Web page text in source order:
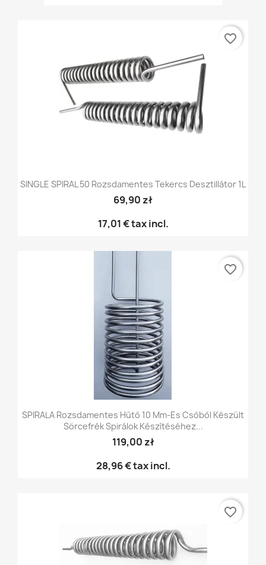
SINGLE SPIRAL 50 Rozsdamentes Tekercs Desztillátor 1L
69,90 zł
17,01 €tax incl.
favorite_border
SPIRALA Rozsdamentes Hűtő 10 Mm-Es Csőből Készült
Sörcefrék Spirálok Készítéséhez...
119,00 zł
28,96 €tax incl.
favorite_border
favorite_border